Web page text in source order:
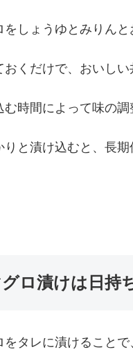
をしょうゆとみりん
おくだけで、おいしい
む時間によって味の調
りと漬け込むと、長
ロ漬けは日持
をタレに漬けること